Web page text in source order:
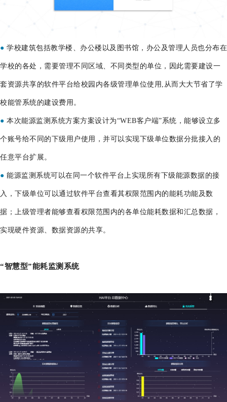
● 学校建筑包括教学楼、办公楼以及图书馆，办公及管理人员也分布在
学校的各处，需要管理不同区域、不同类型的单位，因此需要建设一
套资源共享的软件平台给校园内各级管理单位使用,从而大大节省了学
校能管系统的建设费用。
● 本次能源监测系统方案方案设计为“WEB客户端”系统，能够设立多
个账号给不同的下级用户使用，并可以实现下级单位数据分批接入的
任意平台扩展。
● 能源监测系统可以在同一个软件平台上实现所有下级能源数据的接
入，下级单位可以通过软件平台查看其权限范围内的能耗功能及数
据；上级管理者能够查看权限范围内的各单位能耗数据和汇总数据，
实现硬件资源、数据资源的共享。
“智慧型”能耗监测系统